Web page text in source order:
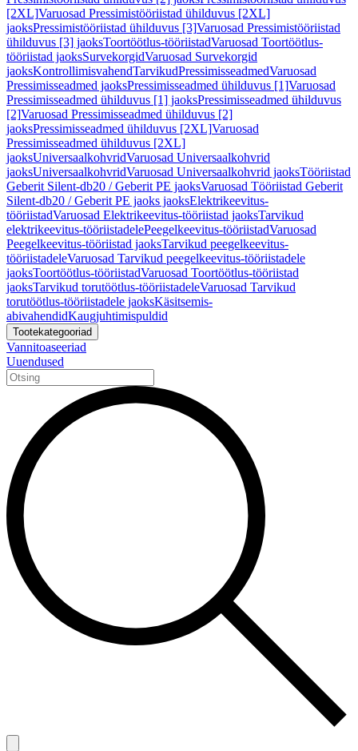
[2XL]Varuosad Pressimistööriistad ühilduvus [2XL]
jaoksPressimistööriistad ühilduvus [3]Varuosad Pressimistööriistad
ühilduvus [3] jaoksToortöötlus-tööriistadVaruosad Toortöötlus-
tööriistad jaoksSurvekorgidVaruosad Survekorgid
jaoksKontrollimisvahendTarvikudPressimisseadmedVaruosad
Pressimisseadmed jaoksPressimisseadmed ühilduvus [1]Varuosad
Pressimisseadmed ühilduvus [1] jaoksPressimisseadmed ühilduvus
[2]Varuosad Pressimisseadmed ühilduvus [2]
jaoksPressimisseadmed ühilduvus [2XL]Varuosad
Pressimisseadmed ühilduvus [2XL]
jaoksUniversaalkohvridVaruosad Universaalkohvrid
jaoksUniversaalkohvridVaruosad Universaalkohvrid jaoksTööriistad
Geberit Silent-db20 / Geberit PE jaoksVaruosad Tööriistad Geberit
Silent-db20 / Geberit PE jaoks jaoksElektrikeevitus-
tööriistadVaruosad Elektrikeevitus-tööriistad jaoksTarvikud
elektrikeevitus-tööriistadelePeegelkeevitus-tööriistadVaruosad
Peegelkeevitus-tööriistad jaoksTarvikud peegelkeevitus-
tööriistadeleVaruosad Tarvikud peegelkeevitus-tööriistadele
jaoksToortöötlus-tööriistadVaruosad Toortöötlus-tööriistad
jaoksTarvikud torutöötlus-tööriistadeleVaruosad Tarvikud
torutöötlus-tööriistadele jaoksKäsitsemis-
abivahendidKaugjuhtimispuldid
Tootekategooriad
Vannitoaseeriad
Uuendused